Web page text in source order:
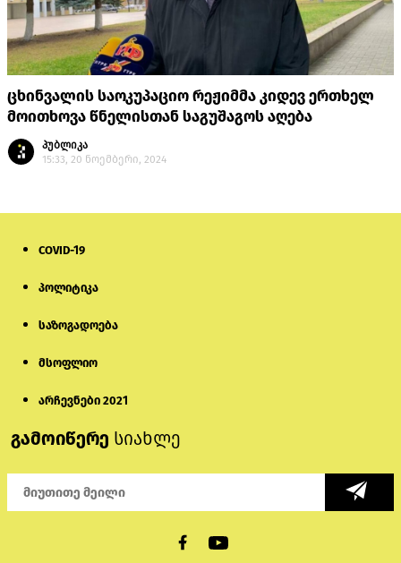
ცხინვალის საოკუპაციო რეჟიმმა კიდევ ერთხელ
მოითხოვა წნელისთან საგუშაგოს აღება
პუბლიკა
15:33, 20 ნოემბერი, 2024
COVID-19
პოლიტიკა
საზოგადოება
მსოფლიო
არჩევნები 2021
გამოიწერე სიახლე